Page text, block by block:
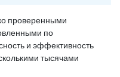
проверенными
по
и эффективность
тысячами